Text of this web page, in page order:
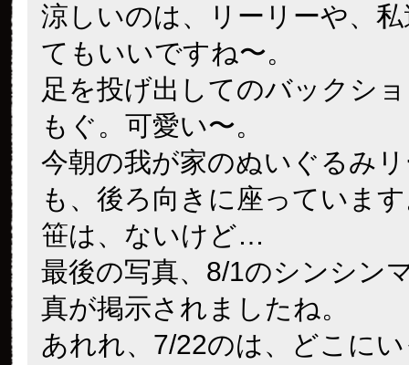
涼しいのは、リーリーや、
てもいいですね〜。
足を投げ出してのバックシ
もぐ。可愛い〜。
今朝の我が家のぬいぐるみ
も、後ろ向きに座っていま
笹は、ないけど…
最後の写真、8/1のシンシン
真が掲示されましたね。
あれれ、7/22のは、どこに